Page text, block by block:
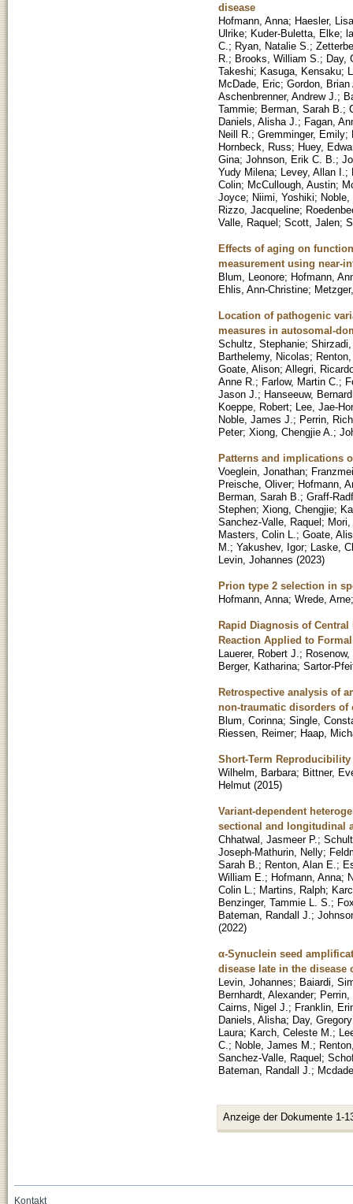
disease
Hofmann, Anna; Haesler,
Ulrike; Kuder-Buletta, Elke;
C. ; Ryan, Natalie S. ;
R. ; Brooks, William S. ; Day,
Takeshi; Kasuga, Kensaku;
McDade, Eric; Gordon, Brian
Aschenbrenner, Andrew J. ;
Tammie; Berman, Sarah B. ;
Daniels, Alisha J. ; Fagan,
Neill R. ; Gremminger, Emily;
Hornbeck, Russ; Huey,
Gina; Johnson, Erik C. B. ;
Yudy Milena; Levey, Allan I. ;
Colin; McCullough, Austin;
Joyce; Niimi, Yoshiki;
Rizzo, Jacqueline;
Valle, Raquel; Scott, Jalen;
Effects of aging on
measurement using near-
Blum, Leonore; Hofmann,
Ehlis, Ann-Christine;
Location of pathogenic
measures in autosomal-
Schultz, Stephanie;
Barthelemy, Nicolas;
Goate, Alison; Allegri,
Anne R. ; Farlow, Martin C. ;
Jason J. ; Hanseeuw, Bernard
Koeppe, Robert; Lee, Jae-
Noble, James J. ; Perrin,
Peter; Xiong, Chengjie A. ;
Patterns and implications
Voeglein, Jonathan;
Preische, Oliver; Hofmann,
Berman, Sarah B. ; Graff-
Stephen; Xiong, Chengjie;
Sanchez-Valle, Raquel;
Masters, Colin L. ; Goate,
M. ; Yakushev, Igor; Laske,
Levin, Johannes (2023)
Prion type 2 selection in
Hofmann, Anna; Wrede, Arne
Rapid Diagnosis of
Reaction Applied to
Lauerer, Robert J. ;
Berger, Katharina; Sartor-
Retrospective analysis of
non-traumatic disorders of
Blum, Corinna; Single,
Riessen, Reimer; Haap,
Short-Term
Wilhelm, Barbara; Bittner,
Helmut (2015)
Variant-dependent
sectional and longitudinal
Chhatwal, Jasmeer P. ;
Joseph-Mathurin, Nelly;
Sarah B. ; Renton, Alan E. ;
William E. ; Hofmann, Anna;
Colin L. ; Martins, Ralph;
Benzinger, Tammie L. S. ;
Bateman, Randall J. ;
(2022)
α-Synuclein seed
disease late in the disease
Levin, Johannes; Baiardi,
Bernhardt, Alexander;
Cairns, Nigel J. ; Franklin,
Daniels, Alisha; Day,
Laura; Karch, Celeste M. ;
C. ; Noble, James M. ;
Sanchez-Valle, Raquel;
Bateman, Randall J. ;
Anzeige der Dokumente 1-
Kontakt